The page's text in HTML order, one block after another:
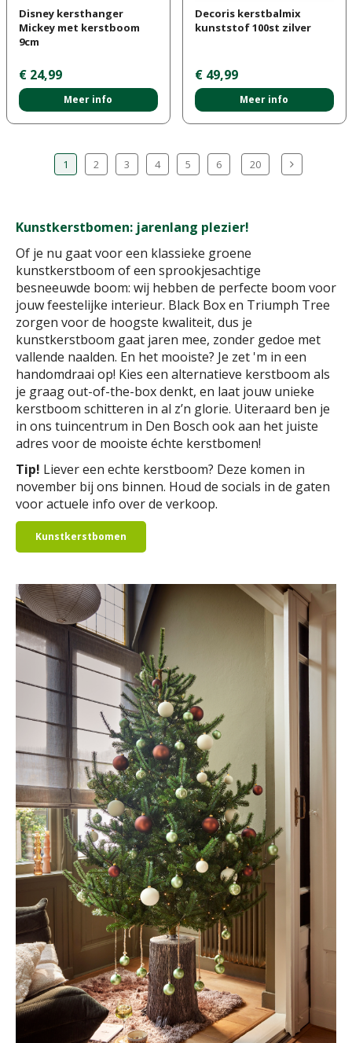
Disney kersthanger
Mickey met kerstboom
9cm
€ 24,99
Meer info
Decoris kerstbalmix
kunststof 100st zilver
€ 49,99
Meer info
1 2 3 4 5 6 20
Kunstkerstbomen: jarenlang plezier!
Of je nu gaat voor een klassieke groene
kunstkerstboom of een sprookjesachtige
besneeuwde boom: wij hebben de perfecte boom voor
jouw feestelijke interieur. Black Box en Triumph Tree
zorgen voor de hoogste kwaliteit, dus je
kunstkerstboom gaat jaren mee, zonder gedoe met
vallende naalden. En het mooiste? Je zet 'm in een
handomdraai op! Kies een alternatieve kerstboom als
je graag out-of-the-box denkt, en laat jouw unieke
kerstboom schitteren in al z’n glorie. Uiteraard ben je
in ons tuincentrum in Den Bosch ook aan het juiste
adres voor de mooiste échte kerstbomen!
Tip! Liever een echte kerstboom? Deze komen in
november bij ons binnen. Houd de socials in de gaten
voor actuele info over de verkoop.
Kunstkerstbomen